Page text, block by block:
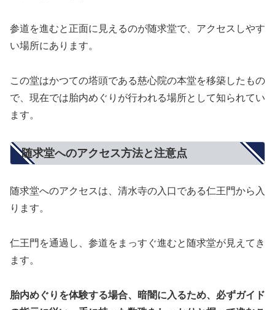
参道を進むと正面に見えるのが随求堂で、アクセスしやす
い場所にあります。
この堂はかつての塔頭である慈心院の本堂を移築したもの
で、現在では胎内めぐりが行われる場所として知られてい
ます。
随求堂へのアクセス方法と注意点
随求堂へのアクセスは、清水寺の入口である仁王門から入
ります。
仁王門を通過し、参道をまっすぐ進むと随求堂が見えてき
ます。
胎内めぐりを体験する場合、暗闇に入るため、必ずガイド